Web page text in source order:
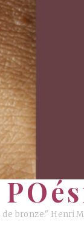
bronze." Henri